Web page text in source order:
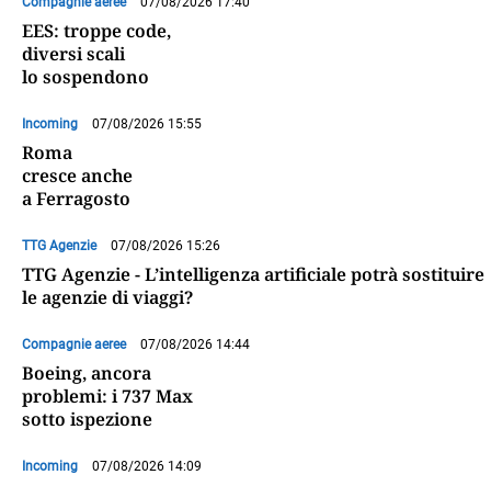
EES: troppe code,
diversi scali
lo sospendono
Incoming 07/08/2026 15:55
Roma
cresce anche
a Ferragosto
TTG Agenzie 07/08/2026 15:26
TTG Agenzie - L’intelligenza artificiale potrà sostituire
le agenzie di viaggi?
Compagnie aeree 07/08/2026 14:44
Boeing, ancora
problemi: i 737 Max
sotto ispezione
Incoming 07/08/2026 14:09